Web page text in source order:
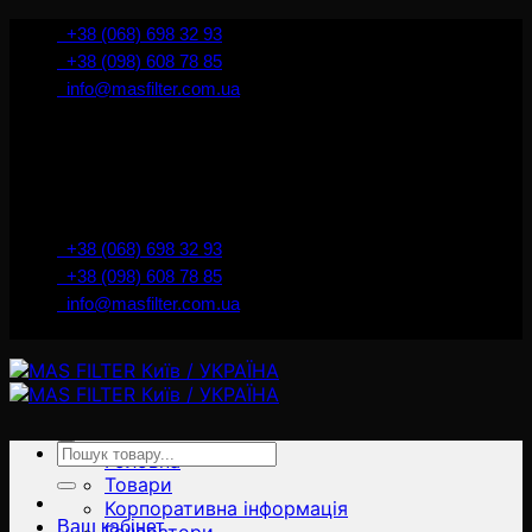
İçeriğe+38 (068) 698 32 93
+38 (098) 608 78 85
info@masfilter.com.ua
+38 (068) 698 32 93
+38 (098) 608 78 85
info@masfilter.com.ua
Головна
Товари
Корпоративна інформація
Ara:
Ваш кабінет